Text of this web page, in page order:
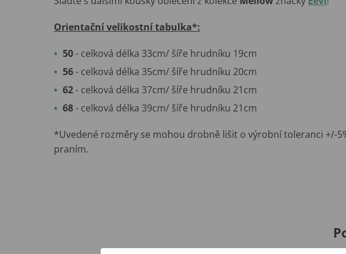
Orientační velikostní tabulka*:
50- celková délka 33cm/ šíře hrudníku 19cm
56- celková délka 35cm/ šíře hrudníku 20cm
62- celková délka 37cm/ šíře hrudníku 21cm
68- celková délka 39cm/ šíře hrudníku 21cm
*Uvedené rozměry se mohou drobně lišit o výrobní toleranci +/-
praním.